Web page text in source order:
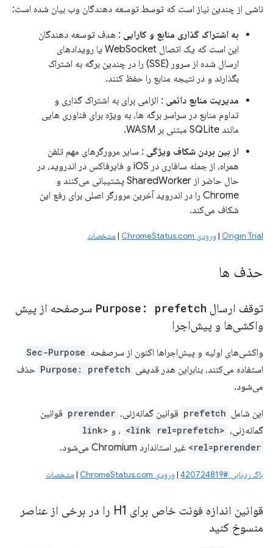
ناشی از چندین نیاز است که توسط توسعه دهندگان وب بیان شده است:
به اشتراک گذاری منابع و کارایی : هدف توسعه دهندگان
این است که یک اتصال WebSocket یا رویدادهای
ارسال شده از سرور (SSE) را در چندین برگه به ​​اشتراک
بگذارند و در نتیجه منابع را حفظ کنند.
مدیریت منابع دائمی : الزامی برای به اشتراک گذاری و
تداوم منابع در سراسر برگه ها، به ویژه برای فناوری هایی
مانند SQLite مبتنی بر WASM.
از بین بردن شکاف ویژگی : سایر مرورگرهای مهم تلفن
همراه، از جمله سافاری در iOS و فایرفاکس در اندروید، در
حال حاضر از SharedWorker پشتیبانی می‌کنند و
Chrome را در اندروید آخرین مرورگر اصلی برای رفع این
شکاف می‌کند.
Origin Trial
|ورودی ChromeStatus.com | مشخصات
حذف ها
توقف ارسال Purpose: prefetch سرصفحه از پیش
واکشی‌ها و پیش‌اجرا
واکشی‌های اولیه و پیش‌اجراها اکنون از سرصفحه Sec-Purpose
استفاده می‌کنند، بنابراین هدر قدیمی Purpose: prefetch حذف
می‌شود.
این شامل prefetch قوانین گمانه‌زنی، prerender قوانین
گمانه‌زنی، <link rel=prefetch> ، و
<link
rel=prerender>
غیر استاندارد Chromium می‌شود.
باگ ردیابی #420724819 |ورودی ChromeStatus.com | مشخصات
قوانین اندازه فونت خاص برای H1 را در برخی از عناصر
منسوخ کنید